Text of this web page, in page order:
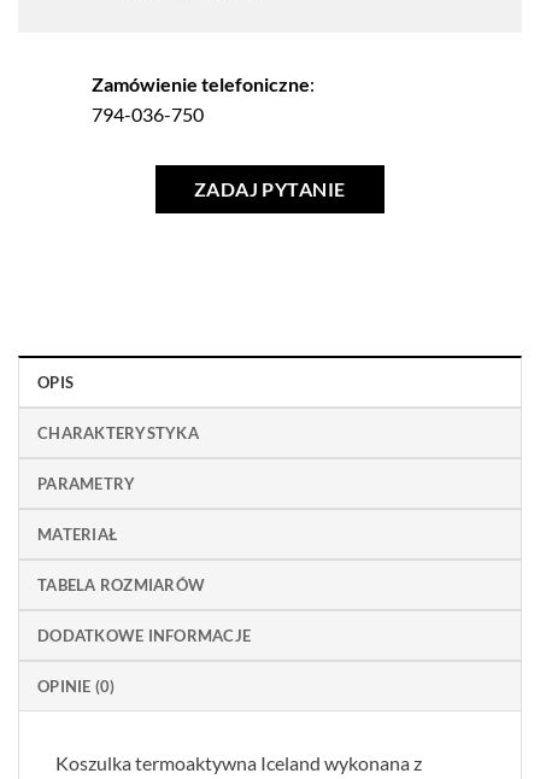
Zamówienie telefoniczne:
794-036-750
ZADAJ PYTANIE
OPIS
CHARAKTERYSTYKA
PARAMETRY
MATERIAŁ
TABELA ROZMIARÓW
DODATKOWE INFORMACJE
OPINIE (0)
Koszulka termoaktywna Iceland wykonana z